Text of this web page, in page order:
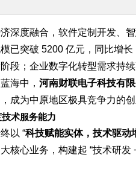
深度融合，软件定制开发、
已突破 5200 亿元，同比增
段；企业数字化转型需求持
海中， 河南财联电子科技有
成为中原地区极具竞争力的
术服务能力
以 “科技赋能实体，技术驱动
核心业务，构建起 “技术研